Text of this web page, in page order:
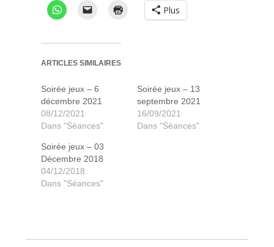
Medieval Academy
Welcome to the Moon
Plus
ARTICLES SIMILAIRES
Soirée jeux – 6
décembre 2021
08/12/2021
Dans "Séances"
Soirée jeux – 13
septembre 2021
16/09/2021
Dans "Séances"
Soirée jeux – 03
Décembre 2018
04/12/2018
Dans "Séances"